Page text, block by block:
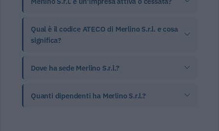
Qual è il codice ATECO di Merlino S.r.l. e cosa
significa?
Dove ha sede Merlino S.r.l.?
Quanti dipendenti ha Merlino S.r.l.?